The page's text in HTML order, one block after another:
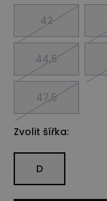
42
44,5
47,5
Zvolit šířka:
D